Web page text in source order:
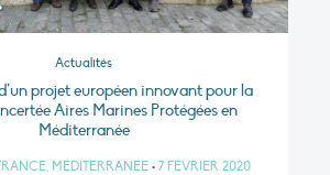
Actualités
projet européen innovant pour la
Aires Marines Protégées en
Méditerranée
MÉDITERRANÉE • 7 FÉVRIER 2020